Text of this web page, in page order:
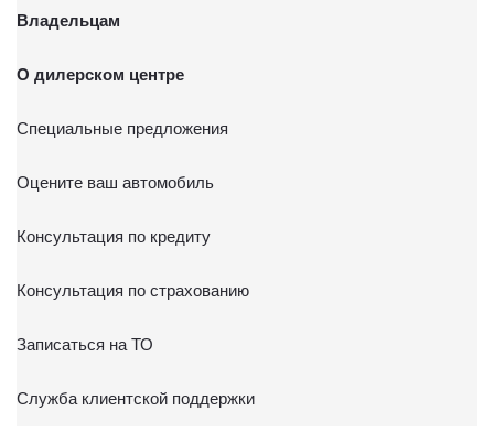
Владельцам
О дилерском центре
Специальные предложения
Оцените ваш автомобиль
Консультация по кредиту
Консультация по страхованию
Записаться на ТО
Служба клиентской поддержки